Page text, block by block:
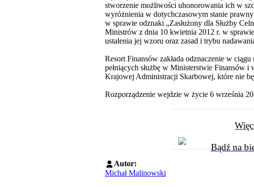
stworzenie możliwości uhonorowania ich w
wyróżnienia w dotychczasowym stanie
w sprawie odznaki „Zasłużony dla Służby
Ministrów z dnia 10 kwietnia 2012 r. w
ustalenia jej wzoru oraz zasad i trybu
Resort Finansów zakłada odznaczenie w
pełniących służbę w Ministerstwie Finansów
Krajowej Administracji Skarbowej, które nie
Rozporządzenie wejdzie w życie 6 września
Bądź na
Autor:
Michał Malinowski